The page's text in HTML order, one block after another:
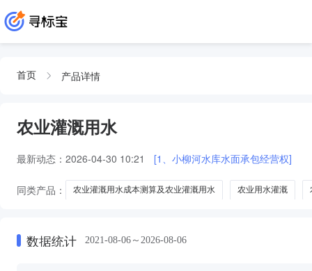
首页 产品详情
农业灌溉用水
最新动态： 2026-04-30 10:21 [1、小柳河水库水面承包经营权]
同类产品： 农业灌溉用水成本测算及农业灌溉用水 农业用水灌溉
数据统计 2021-08-06～2026-08-06